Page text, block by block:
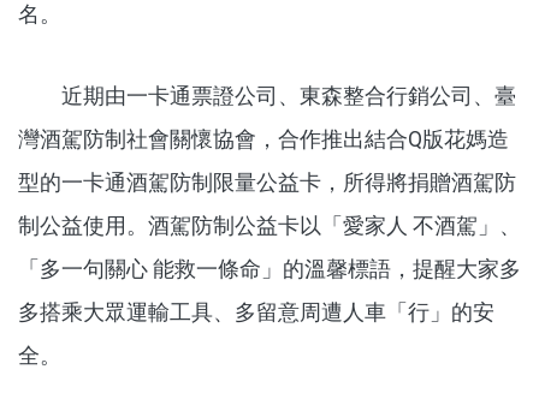
名。
近期由一卡通票證公司、東森整合行銷公司、臺
灣酒駕防制社會關懷協會，合作推出結合Q版花媽造
型的一卡通酒駕防制限量公益卡，所得將捐贈酒駕防
制公益使用。酒駕防制公益卡以「愛家人 不酒駕」、
「多一句關心 能救一條命」的溫馨標語，提醒大家多
多搭乘大眾運輸工具、多留意周遭人車「行」的安
全。